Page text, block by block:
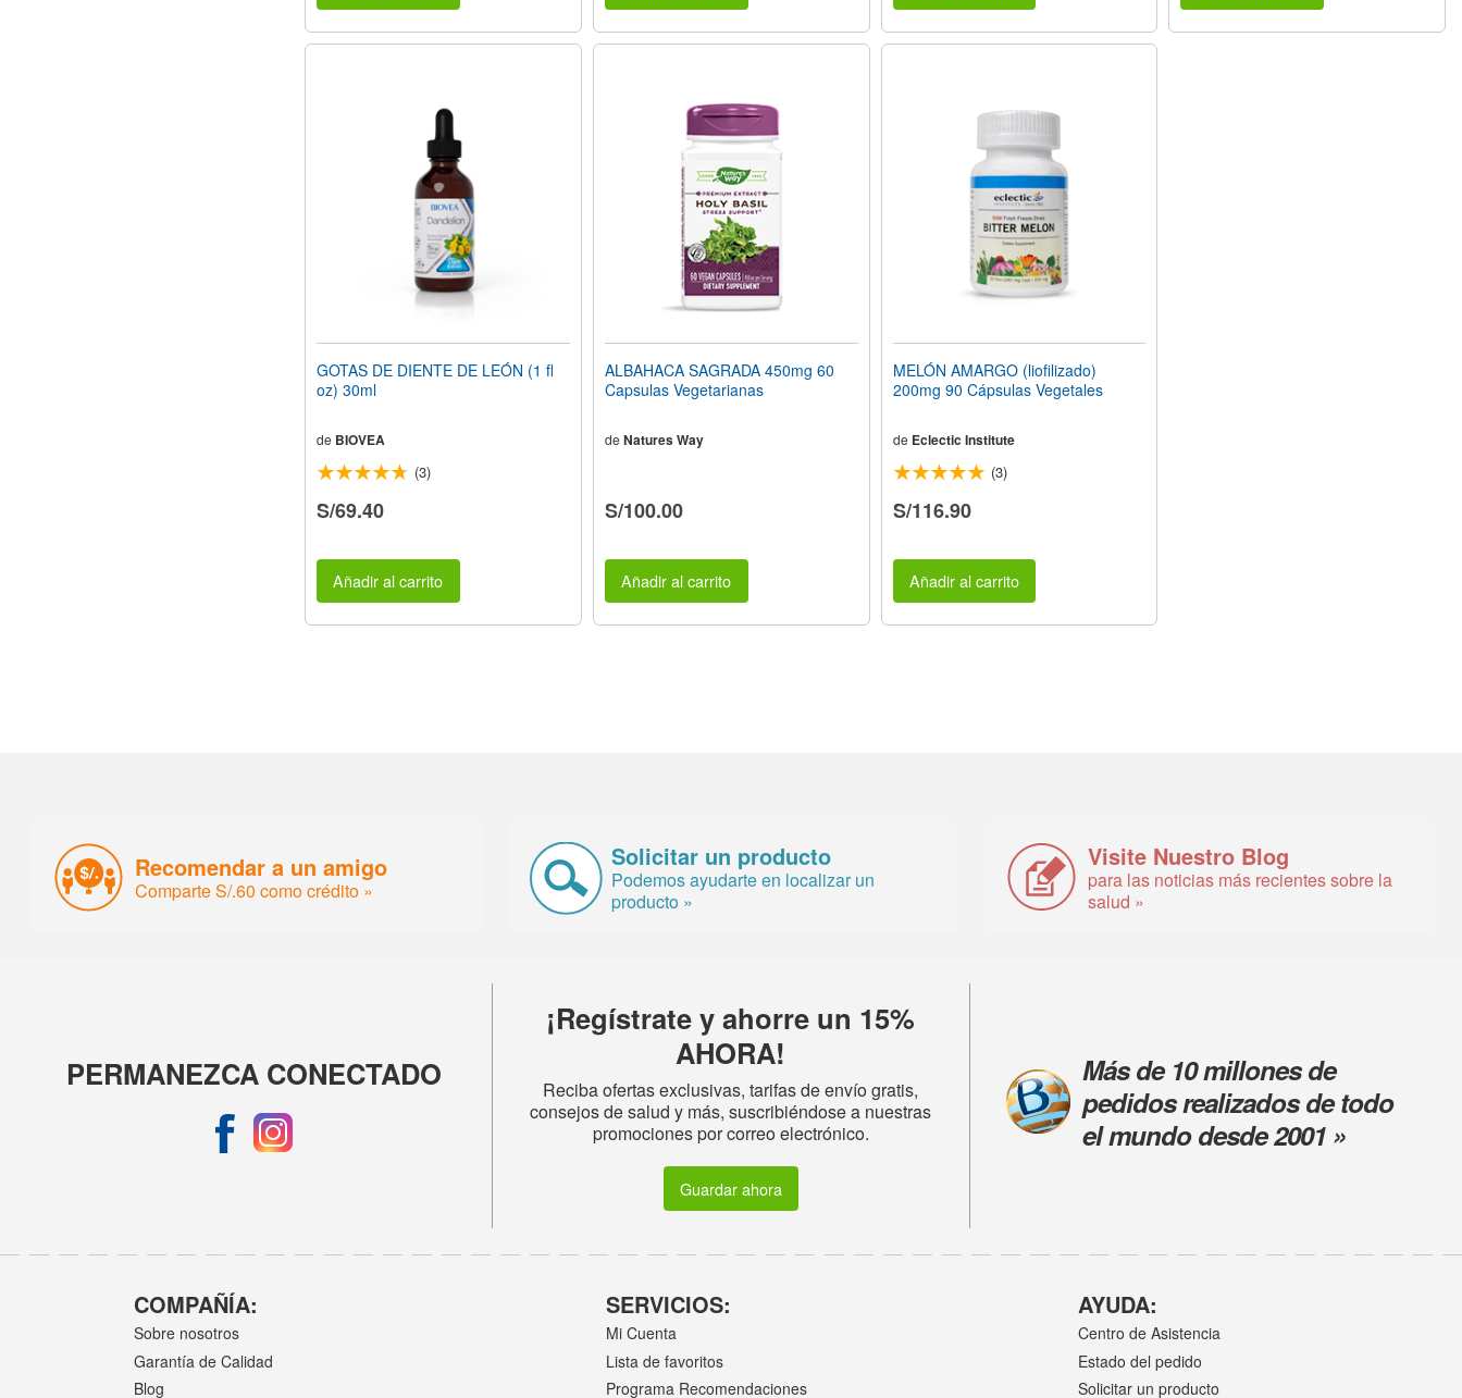
GOTAS DE DIENTE DE LEÓN (1 fl
oz) 30ml
de BIOVEA
(3)
S/69.40
Añadir al carrito
ALBAHACA SAGRADA 450mg 60
Capsulas Vegetarianas
de Natures Way
S/100.00
Añadir al carrito
MELÓN AMARGO (liofilizado)
200mg 90 Cápsulas Vegetales
de Eclectic Institute
(3)
S/116.90
Añadir al carrito
Recomendar a un amigo
Comparte S/.60 como crédito »
Solicitar un producto
Podemos ayudarte en localizar un
producto »
Visite Nuestro Blog
para las noticias más recientes sobre la
salud »
PERMANEZCA CONECTADO
¡Regístrate y ahorre un 15%
AHORA!
Reciba ofertas exclusivas, tarifas de envío gratis,
consejos de salud y más, suscribiéndose a nuestras
promociones por correo electrónico.
Guardar ahora
Más de 10 millones de
pedidos realizados de todo
el mundo desde 2001 »
COMPAÑÍA:
Sobre nosotros
Garantía de Calidad
Blog
SERVICIOS:
Mi Cuenta
Lista de favoritos
Programa Recomendaciones
AYUDA:
Centro de Asistencia
Estado del pedido
Solicitar un producto